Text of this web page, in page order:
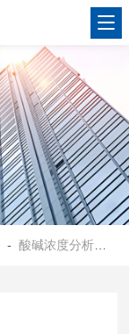
-酸碱浓度分析仪